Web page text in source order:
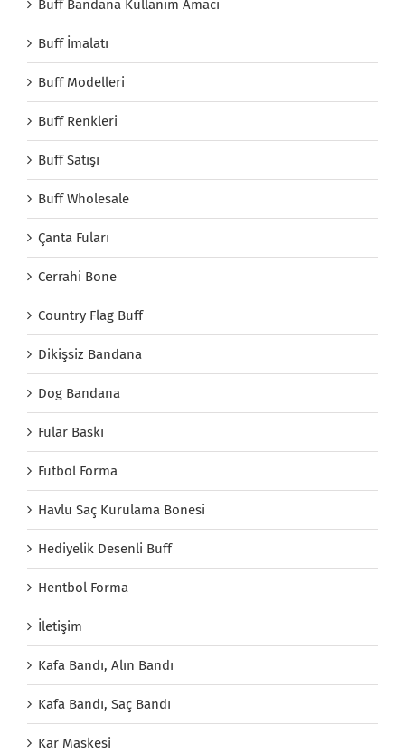
Buff Bandana Kullanım Amacı
Buff İmalatı
Buff Modelleri
Buff Renkleri
Buff Satışı
Buff Wholesale
Çanta Fuları
Cerrahi Bone
Country Flag Buff
Dikişsiz Bandana
Dog Bandana
Fular Baskı
Futbol Forma
Havlu Saç Kurulama Bonesi
Hediyelik Desenli Buff
Hentbol Forma
İletişim
Kafa Bandı, Alın Bandı
Kafa Bandı, Saç Bandı
Kar Maskesi